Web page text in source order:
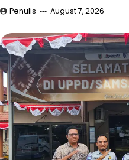
Penulis August 7, 2026